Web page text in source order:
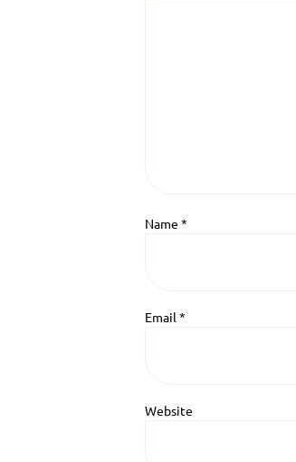
Name *
Email *
Website